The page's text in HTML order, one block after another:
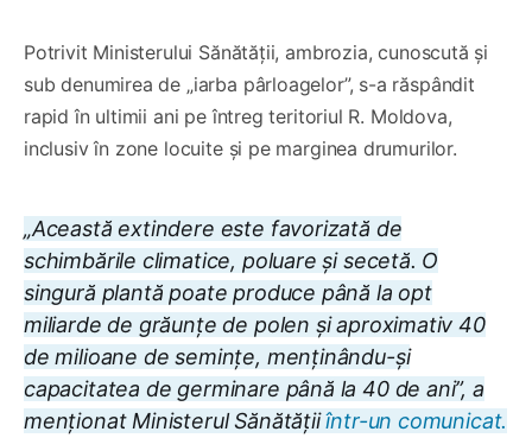
Potrivit Ministerului Sănătății, ambrozia, cunoscută și
sub denumirea de „iarba pârloagelor”, s-a răspândit
rapid în ultimii ani pe întreg teritoriul R. Moldova,
inclusiv în zone locuite și pe marginea drumurilor.
„Această extindere este favorizată de
schimbările climatice, poluare și secetă. O
singură plantă poate produce până la opt
miliarde de grăunțe de polen și aproximativ 40
de milioane de semințe, menținându-și
capacitatea de germinare până la 40 de ani”, a
menționat Ministerul Sănătățiiîntr-un comunicat.